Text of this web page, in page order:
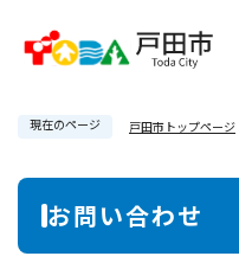
現在のページ 戸田市トップページ
本
お問い合わせ